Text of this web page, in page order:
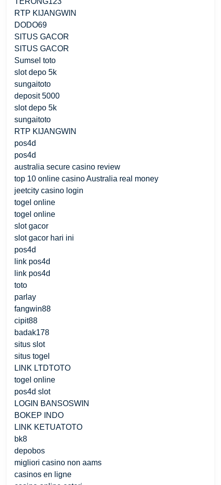
RTP KIJANGWIN
DODO69
SITUS GACOR
SITUS GACOR
Sumsel toto
slot depo 5k
sungaitoto
deposit 5000
slot depo 5k
sungaitoto
RTP KIJANGWIN
pos4d
pos4d
australia secure casino review
top 10 online casino Australia real money
jeetcity casino login
togel online
togel online
slot gacor
slot gacor hari ini
pos4d
link pos4d
link pos4d
toto
parlay
fangwin88
cipit88
badak178
situs slot
situs togel
LINK LTDTOTO
togel online
pos4d slot
LOGIN BANSOSWIN
BOKEP INDO
LINK KETUATOTO
bk8
depobos
migliori casino non aams
casinos en ligne